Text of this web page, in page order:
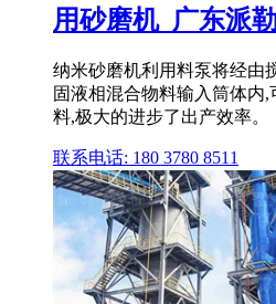
用砂磨机_广东派
纳米砂磨机利用料泵将经由
固液相混合物料输入筒体内
料,极大的进步了出产效率。
联系电话: 180 3780 8511